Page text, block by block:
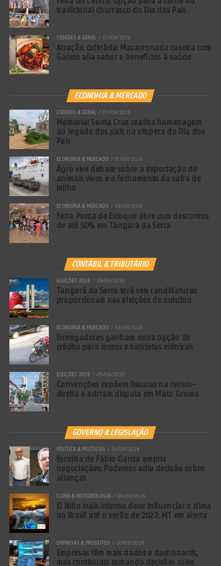
ano de idade. A investigação começou após denúncia encaminhada
pelo Conselho Tutelar, com apoio da direção de uma escola, que
do ambiente familiar e permanecem sob proteção da rede de
assistência, enquanto o inquérito prossegue para apurar outros
possíveis crimes relacionados ao caso.
Comentários Facebook
tradicional churrasco do Dia dos Pais
CIDADES & GERAL 07/08/2026
Atração culinária: Macarronada caseira com
Galeto alia sabor e benefícios à saúde
ECONOMIA & MERCADO
CIDADES & GERAL 07/08/2026
Memorial Santa Cruz realiza homenagem
ao legado dos pais na véspera do Dia dos
Pais
ECONOMIA & MERCADO 07/08/2026
Agro vive debate sobre a exportação de
animais vivos e o fechamento da safra de
milho
ECONOMIA & MERCADO 06/08/2026
Feira Ponta de Estoque abre com descontos
de até 50% em Tangará da Serra
CONTÁBIL & TRIBUTÁRIO
ELEIÇÕES 2026 06/08/2026
Tangará da Serra terá seis candidaturas
proporcionais nas eleições de outubro
ECONOMIA & MERCADO 06/08/2026
Entregadores ganham nova opção de
crédito para motos e bicicletas elétricas
ELEIÇÕES 2026 05/08/2026
Convenções expõem fissuras na centro-
direita e acirram disputa em Mato Grosso
GOVERNO & LEGISLAÇÃO
POLÍTICA & POLÍTICOS 04/08/2026
Escolha de Fábio Garcia amplia
negociações; Podemos adia decisão sobre
alianças
CLIMA & METEOROLOGIA 04/08/2026
El Niño mais intenso deve influenciar o clima
no Brasil até o verão de 2027; MT em alerta
EMPRESAS & PRODUTOS 03/08/2026
Empresas têm mais dados e dashboards,
mas continuam tomando decisões ruins